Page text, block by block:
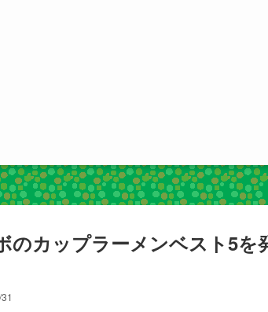
のカップラーメンベスト5を